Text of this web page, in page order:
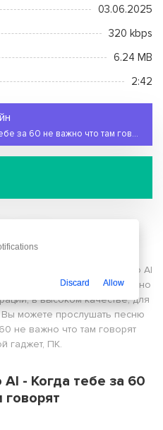
03.06.2025
320 kbps
6.24 MB
2:42
Suno AI - Когда тебе за 60 не важно что там говорят
скачать mp3 песню Suno AI
что там говорят бесплатно
в высоком качестве, для
Вы можете прослушать песню
не важно что там говорят
гаджет, ПК.
AI - Когда тебе за 60
говорят
Discard Allow